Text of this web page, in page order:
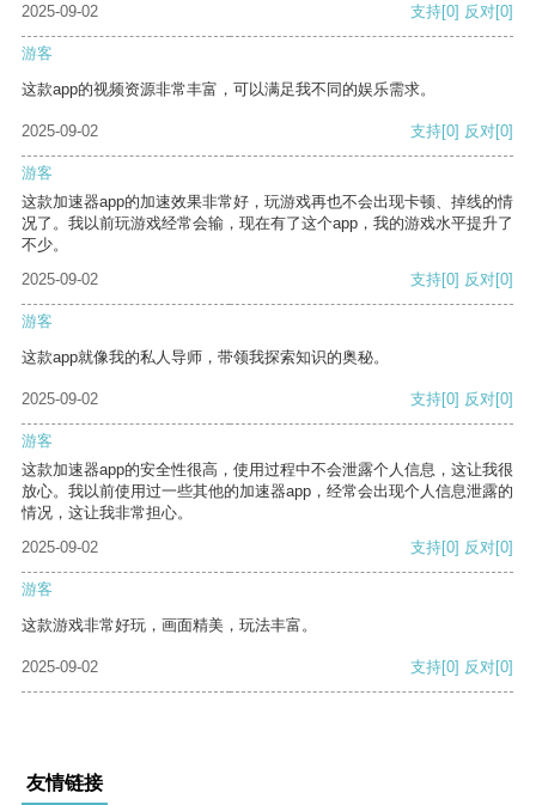
2025-09-02 支持[0] 反对[0]
游客
这款app的视频资源非常丰富，可以满足我不同的娱乐需求。
2025-09-02 支持[0] 反对[0]
游客
这款加速器app的加速效果非常好，玩游戏再也不会出现卡顿、掉线的情
况了。我以前玩游戏经常会输，现在有了这个app，我的游戏水平提升了
不少。
2025-09-02
支持[0] 反对[0]
游客
这款app就像我的私人导师，带领我探索知识的奥秘。
2025-09-02 支持[0] 反对[0]
游客
这款加速器app的安全性很高，使用过程中不会泄露个人信息，这让我很
放心。我以前使用过一些其他的加速器app，经常会出现个人信息泄露的
情况，这让我非常担心。
2025-09-02
支持[0] 反对[0]
游客
这款游戏非常好玩，画面精美，玩法丰富。
2025-09-02 支持[0] 反对[0]
友情链接